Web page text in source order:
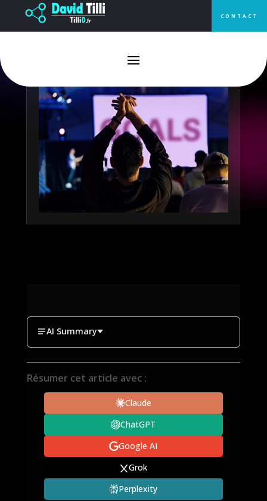
CONTACT
Big Data & AI Paris : l’événement
qu’il ne faut pas manquer
AI Summary
Résumer cet article avec :
Claude
ChatGPT
Google AI
Grok
Perplexity